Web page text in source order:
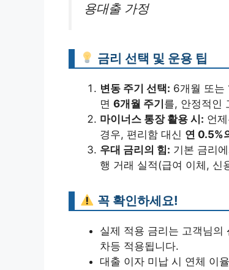
용대출 가정
금리 선택 및 운용 팁
변동 주기 선택: 6개월 또는
면 6개월 주기 를, 안정적인
마이너스 통장 활용 시: 언
경우, 편리함 대신 연 0.5%
우대 금리의 힘: 기본 금리
행 거래 실적(급여 이체, 신
꼭 확인하세요!
실제 적용 금리는 고객님의
차등 적용됩니다.
대출 이자 미납 시 연체 이